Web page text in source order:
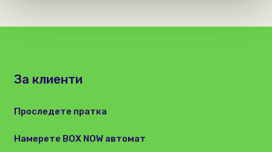
За клиенти
Проследете пратка
Намерете BOX NOW автомат